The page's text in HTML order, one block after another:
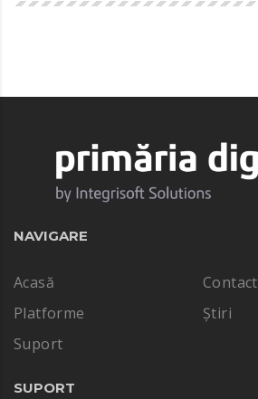
NAVIGARE
Acasă
Contact
Platforme
Știri
Suport
SUPORT